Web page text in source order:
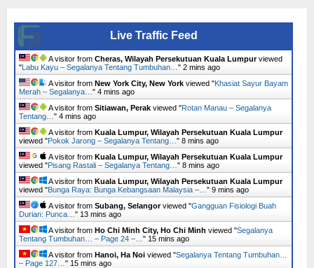
Live Traffic Feed
A visitor from Cheras, Wilayah Persekutuan Kuala Lumpurviewed
"Labu Kayu – Segalanya Tentang Tumbuhan… " 2 mins ago
A visitor from New York City, New York viewed "Khasiat Sayur Bayam
Merah – Segalanya… " 4 mins ago
A visitor from Sitiawan, Perak viewed "Rotan Manau – Segalanya
Tentang… " 4 mins ago
A visitor from Kuala Lumpur, Wilayah Persekutuan Kuala Lumpur
viewed "Pokok Jarong – Segalanya Tentang… " 8 mins ago
A visitor from Kuala Lumpur, Wilayah Persekutuan Kuala Lumpur
viewed "Pisang Rastali – Segalanya Tentang… " 8 mins ago
A visitor from Kuala Lumpur, Wilayah Persekutuan Kuala Lumpur
viewed "Bunga Raya: Bunga Kebangsaan Malaysia –… " 9 mins ago
A visitor from Subang, Selangorviewed "Gangguan Fisiologi Buah
Durian: Punca… " 13 mins ago
A visitor from Ho Chi Minh City, Ho Chi Minh viewed "Segalanya
Tentang Tumbuhan… – Page 24 –… " 15 mins ago
A visitor from Hanoi, Ha Noi viewed "Segalanya Tentang Tumbuhan…
– Page 127… " 15 mins ago